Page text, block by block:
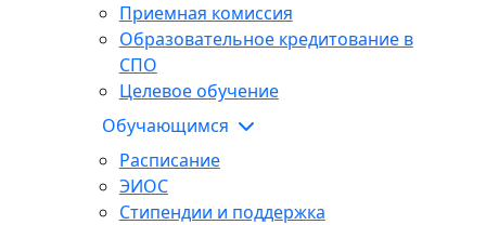
Приемная комиссия
Образовательное кредитование в
СПО
Целевое обучение
Обучающимся
Расписание
ЭИОС
Стипендии и поддержка